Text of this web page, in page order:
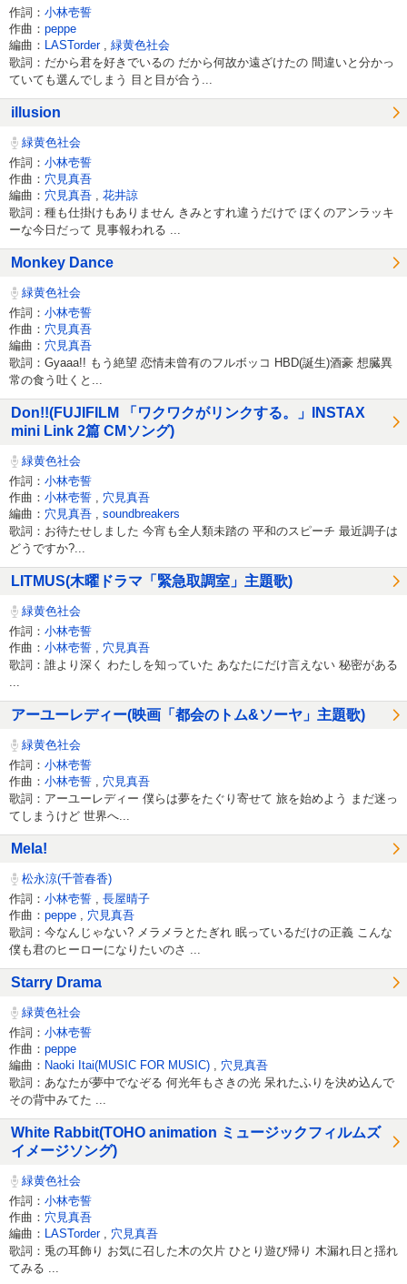
作詞： 小林壱誓
作曲： peppe
編曲：
LASTorder 緑黄色社会
歌詞：だから君を好きでいるの だから何故か遠ざけたの 間違いと分かっ
ていても選んでしまう 目と目が合う...
illusion
緑黄色社会
作詞： 小林壱誓
作曲： 穴見真吾
編曲： 穴見真吾 花井諒
歌詞：種も仕掛けもありません きみとすれ違うだけで ぼくのアンラッキ
ーな今日だって 見事報われる ...
Monkey Dance
緑黄色社会
作詞： 小林壱誓
作曲： 穴見真吾
編曲： 穴見真吾
歌詞：Gyaaa!! もう絶望 恋情未曾有のフルボッコ HBD(誕生)酒豪 想臓異
常の食う吐くと...
Don!!(FUJIFILM 「ワクワクがリンクする。」INSTAX
mini Link 2篇 CMソング)
緑黄色社会
作詞： 小林壱誓
作曲： 小林壱誓
穴見真吾
編曲： 穴見真吾 soundbreakers
歌詞：お待たせしました 今宵も全人類未踏の 平和のスピーチ 最近調子は
どうですか?...
LITMUS(木曜ドラマ「緊急取調室」主題歌)
緑黄色社会
作詞： 小林壱誓
作曲： 小林壱誓 穴見真吾
歌詞：誰より深く わたしを知っていた あなたにだけ言えない 秘密がある
アーユーレディー(映画「都会のトム&ソーヤ」主題歌)
緑黄色社会
作詞： 小林壱誓
作曲： 小林壱誓 穴見真吾
歌詞：アーユーレディー 僕らは夢をたぐり寄せて 旅を始めよう まだ迷っ
てしまうけど 世界へ...
Mela!
松永涼(千菅春香)
作詞： 小林壱誓
長屋晴子
作曲： peppe 穴見真吾
歌詞：今なんじゃない? メラメラとたぎれ 眠っているだけの正義 こんな
僕も君のヒーローになりたいのさ ...
Starry Drama
緑黄色社会
作詞： 小林壱誓
作曲： peppe
編曲： Naoki Itai(MUSIC FOR MUSIC) 穴見真吾
歌詞：あなたが夢中でなぞる 何光年もさきの光 呆れたふりを決め込んで
その背中みてた ...
White Rabbit(TOHO animation ミュージックフィルムズ
イメージソング)
緑黄色社会
作詞： 小林壱誓
作曲： 穴見真吾
編曲：
LASTorder 穴見真吾
歌詞：兎の耳飾り お気に召した木の欠片 ひとり遊び帰り 木漏れ日と揺れ
てみる ...